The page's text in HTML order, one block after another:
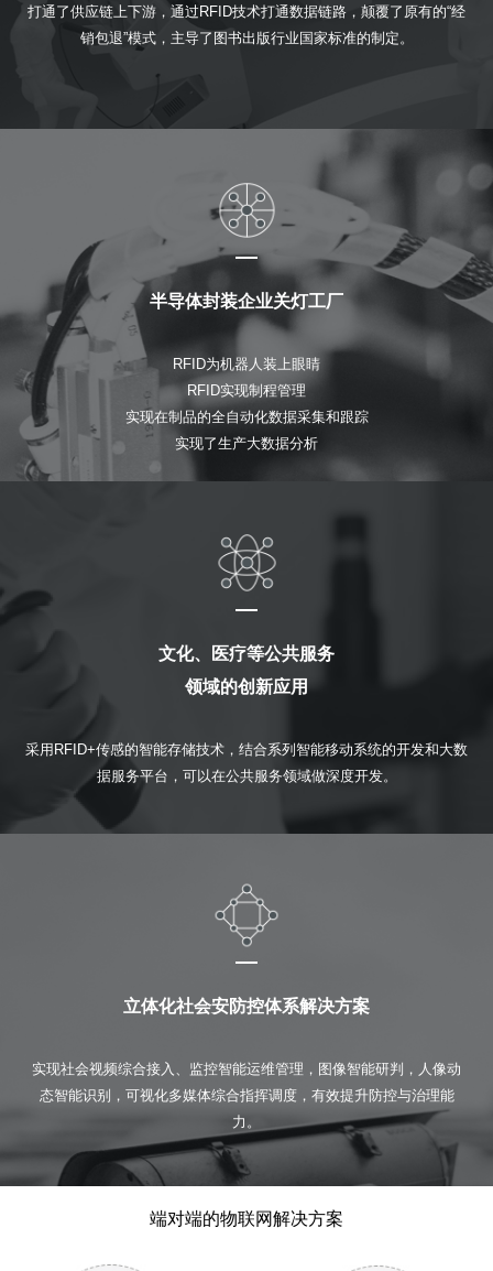
打通了供应链上下游，通过RFID技术打通数据链路，颠覆了原有的“经
销包退”模式，主导了图书出版行业国家标准的制定。
半导体封装企业关灯工厂
RFID为机器人装上眼睛
RFID实现制程管理
实现在制品的全自动化数据采集和跟踪
实现了生产大数据分析
文化、医疗等公共服务
领域的创新应用
采用RFID+传感的智能存储技术，结合系列智能移动系统的开发和大数
据服务平台，可以在公共服务领域做深度开发。
立体化社会安防控体系解决方案
实现社会视频综合接入、监控智能运维管理，图像智能研判，人像动
态智能识别，可视化多媒体综合指挥调度，有效提升防控与治理能
力。
端对端的物联网解决方案